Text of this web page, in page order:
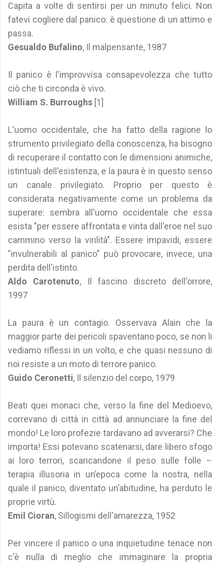
Capita a volte di sentirsi per un minuto felici. Non
fatevi cogliere dal panico: è questione di un attimo e
passa.
Gesualdo Bufalino, Il malpensante, 1987
Il panico è l'improvvisa consapevolezza che tutto
ciò che ti circonda è vivo.
William S. Burroughs [1]
L'uomo occidentale, che ha fatto della ragione lo
strumento privilegiato della conoscenza, ha bisogno
di recuperare il contatto con le dimensioni animiche,
istintuali dell'esistenza, e la paura è in questo senso
un canale privilegiato. Proprio per questo è
considerata negativamente come un problema da
superare: sembra all'uomo occidentale che essa
esista "per essere affrontata e vinta dall'eroe nel suo
cammino verso la virilità". Essere impavidi, essere
"invulnerabili al panico" può provocare, invece, una
perdita dell'istinto.
Aldo Carotenuto, Il fascino discreto dell'orrore,
1997
La paura è un contagio. Osservava Alain che la
maggior parte dei pericoli spaventano poco, se non li
vediamo riflessi in un volto, e che quasi nessuno di
noi resiste a un moto di terrore panico.
Guido Ceronetti, Il silenzio del corpo, 1979
Beati quei monaci che, verso la fine del Medioevo,
correvano di città in città ad annunciare la fine del
mondo! Le loro profezie tardavano ad avverarsi? Che
importa! Essi potevano scatenarsi, dare libero sfogo
ai loro terrori, scaricandone il peso sulle folle –
terapia illusoria in un’epoca come la nostra, nella
quale il panico, diventato un’abitudine, ha perduto le
proprie virtù.
Emil Cioran, Sillogismi dell'amarezza, 1952
Per vincere il panico o una inquietudine tenace non
c'è nulla di meglio che immaginare la propria